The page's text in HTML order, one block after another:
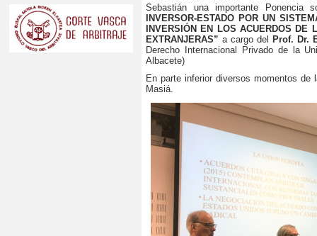
Sebastián una importante Ponencia
INVERSOR-ESTADO POR UN
INVERSIÓN EN LOS ACUERDOS DE
EXTRANJERAS” a cargo del
Prof. Dr.
Derecho Internacional Privado de la
Albacete)
En parte inferior diversos momentos de
Masiá.